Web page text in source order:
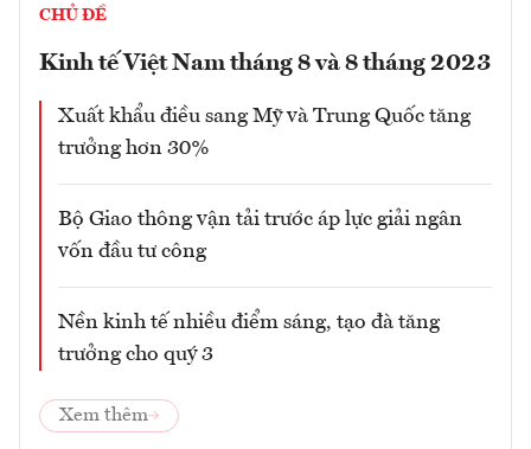
CHỦ ĐỀ
Kinh tế Việt Nam tháng 8 và 8 tháng 2023
Xuất khẩu điều sang Mỹ và Trung Quốc tăng
trưởng hơn 30%
Bộ Giao thông vận tải trước áp lực giải ngân
vốn đầu tư công
Nền kinh tế nhiều điểm sáng, tạo đà tăng
trưởng cho quý 3
Xem thêm